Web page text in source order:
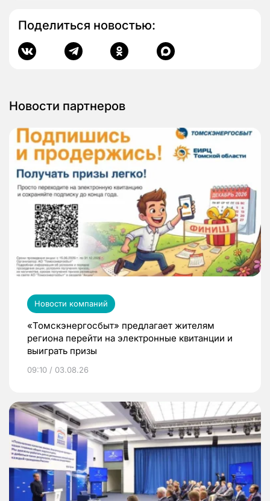
Поделиться новостью:
Новости партнеров
Новости компаний
«Томскэнергосбыт» предлагает жителям
региона перейти на электронные квитанции и
выиграть призы
09:10 / 03.08.26